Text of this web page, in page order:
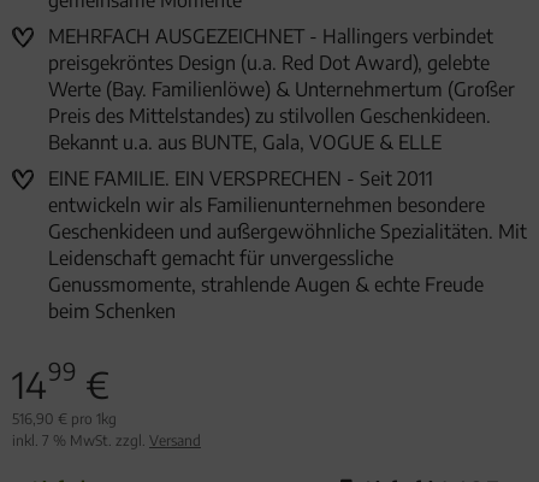
MEHRFACH AUSGEZEICHNET - Hallingers verbindet
preisgekröntes Design (u.a. Red Dot Award), gelebte
Werte (Bay. Familienlöwe) & Unternehmertum (Großer
Preis des Mittelstandes) zu stilvollen Geschenkideen.
Bekannt u.a. aus BUNTE, Gala, VOGUE & ELLE
EINE FAMILIE. EIN VERSPRECHEN - Seit 2011
entwickeln wir als Familienunternehmen besondere
Geschenkideen und außergewöhnliche Spezialitäten. Mit
Leidenschaft gemacht für unvergessliche
Genussmomente, strahlende Augen & echte Freude
beim Schenken
1499 €
516,90 € pro 1kg
inkl. 7 % MwSt. zzgl. Versand